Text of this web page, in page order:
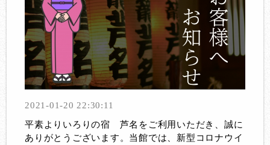
2021-01-20 22:30:11
平素よりいろりの宿 芦名をご利用いただき、誠に
ありがとうございます。当館では、新型コロナウイ